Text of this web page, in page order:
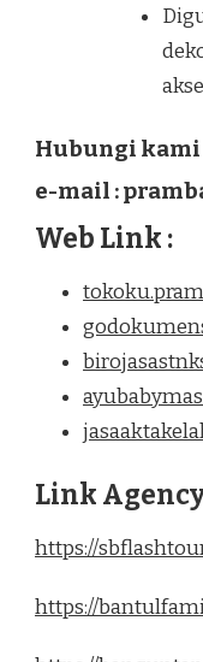
Hubungi kami
e-mail :
Web Link :
Link
https://
https://